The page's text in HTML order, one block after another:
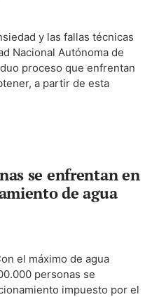
y las fallas técnicas
Nacional Autónoma de
proceso que enfrentan
a partir de esta
se enfrentan en
de agua
el máximo de agua
personas se
impuesto por el